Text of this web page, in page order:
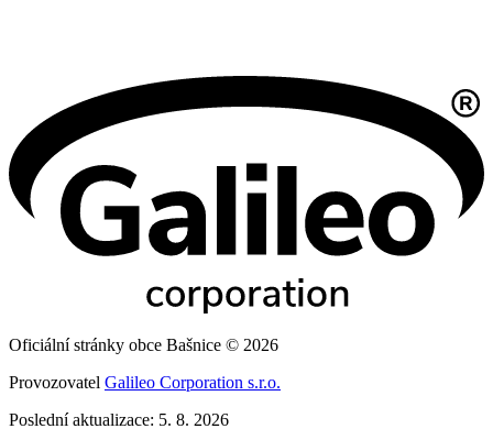
Oficiální stránky obce Bašnice © 2026
Provozovatel Galileo Corporation s.r.o.
Poslední aktualizace: 5. 8. 2026